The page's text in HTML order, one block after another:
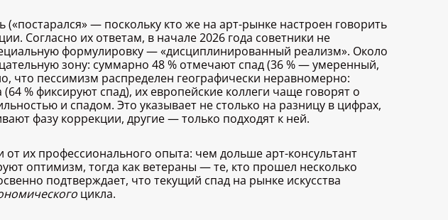
— поскольку кто же на арт-рынке настроен говорить
Согласно их ответам, в начале 2026 года советники не
формулировку — «дисциплинированный реализм». Около
зону: суммарно 48 % отмечают спад (36 % — умеренный,
что пессимизм распределен географически неравномерно:
% фиксируют спад), их европейские коллеги чаще говорят о
и спадом. Это указывает не столько на разницу в цифрах,
фазу коррекции, другие — только подходят к ней.
их профессионального опыта: чем дольше арт-консультант
оптимизм, тогда как ветераны — те, кто прошел несколько
подтверждает, что текущий спад на рынке искусства
цикла.